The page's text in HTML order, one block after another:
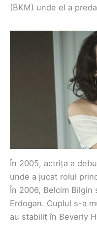
(BKM) unde el a
În 2005, actrița a
unde a jucat rolul
În 2006, Belcim Bilgin
Erdogan. Cuplul s-a
au stabilit în Beverly